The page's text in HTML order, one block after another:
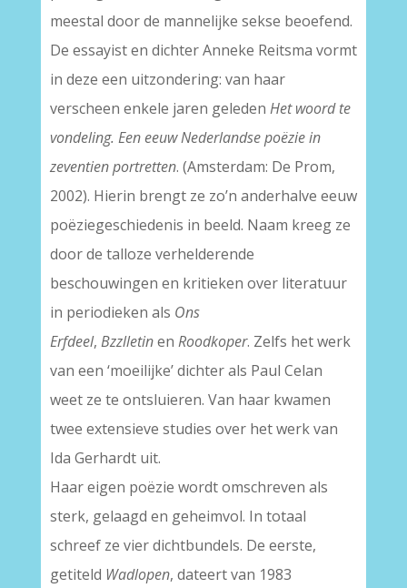
meestal door de mannelijke sekse beoefend.
De essayist en dichter Anneke Reitsma vormt
in deze een uitzondering: van haar
verscheen enkele jaren geleden Het woord te
vondeling. Een eeuw Nederlandse poëzie in
zeventien portretten. (Amsterdam: De Prom,
2002). Hierin brengt ze zo’n anderhalve eeuw
poëziegeschiedenis in beeld. Naam kreeg ze
door de talloze verhelderende
beschouwingen en kritieken over literatuur
in periodieken als Ons
Erfdeel, Bzzlletinen Roodkoper. Zelfs het werk
van een ‘moeilijke’ dichter als Paul Celan
weet ze te ontsluieren. Van haar kwamen
twee extensieve studies over het werk van
Ida Gerhardt uit.
Haar eigen poëzie wordt omschreven als
sterk, gelaagd en geheimvol. In totaal
schreef ze vier dichtbundels. De eerste,
getiteld Wadlopen, dateert van 1983